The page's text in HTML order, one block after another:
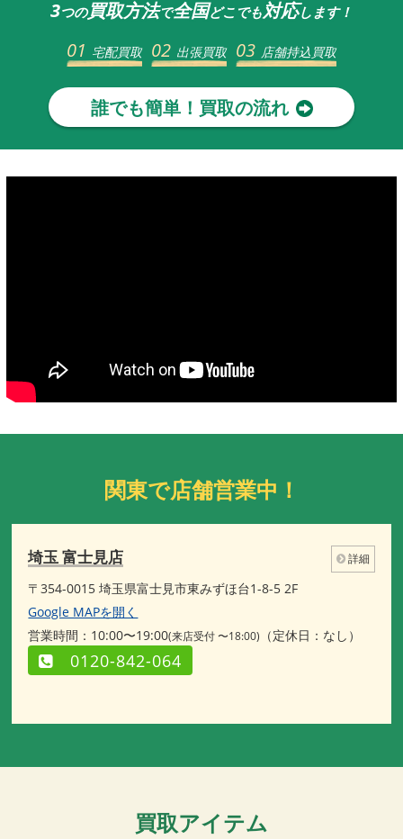
3つの買取方法で全国どこでも対応します！
01 宅配買取 02 出張買取 03 店舗持込買取
誰でも簡単！買取の流れ
関東で店舗営業中！
埼玉 富士見店 詳細
〒354-0015 埼玉県富士見市東みずほ台1-8-5 2F
Google MAPを開く
営業時間：10:00〜19:00(来店受付 〜18:00) （定休日：なし）
0120-842-064
買取アイテム